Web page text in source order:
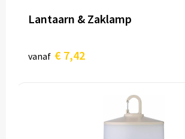
Lantaarn & Zaklamp
vanaf € 7,42